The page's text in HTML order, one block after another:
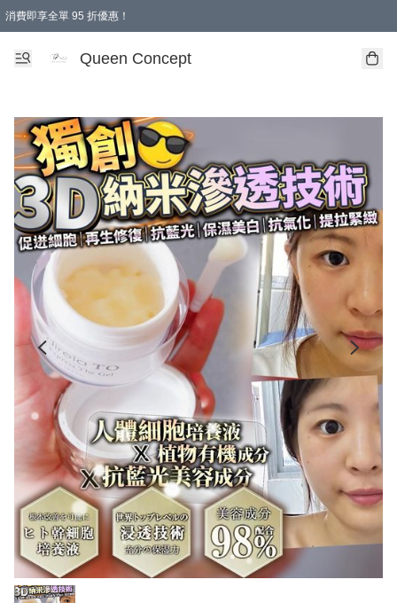
消費即享全單 95 折優惠！
Queen Concept